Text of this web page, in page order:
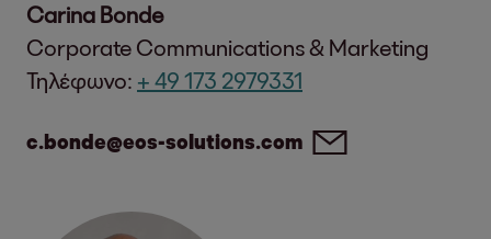
Carina Bonde
Corporate Communications & Marketing
Τηλέφωνο: + 49 173 2979331
c.bonde@eos-solutions.com